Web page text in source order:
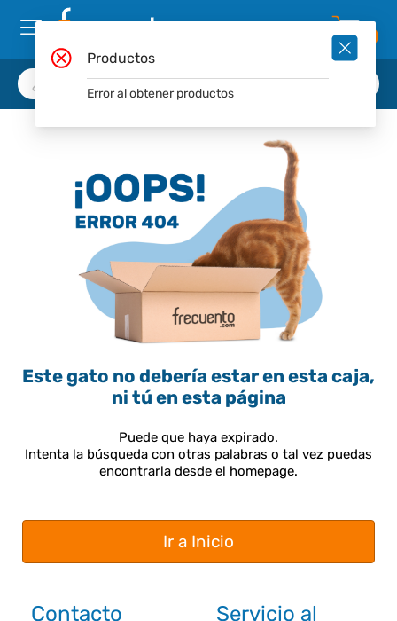
Este gato no debería estar en esta caja,
ni tú en esta página
Puede que haya expirado.
Intenta la búsqueda con otras palabras o tal vez puedas
encontrarla desde el homepage.
Ir a Inicio
Contacto
Servicio al
Productos
Error al obtener productos